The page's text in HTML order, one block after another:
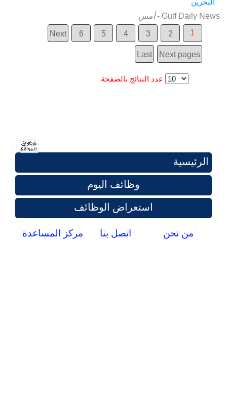
Gulf Daily News
-أمس
1
2
3
4
5
6
Next
Next pages
Last
عدد النتائج بالصفحة
الرئيسية
وظائف اليوم
استعراض الوظائف
من نحن اتصل بنا مركز المساعدة